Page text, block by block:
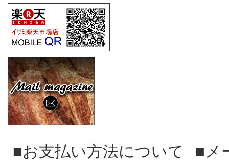
■お支払い方法について
■メ